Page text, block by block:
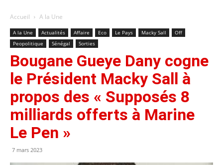
Accueil A la Une
A la Une Actualités Affaire Eco Le Pays Macky Sall
Off
Peopolitique
Sénégal Sorties
Bougane Gueye Dany cogne
le Président Macky Sall à
propos des « Supposés 8
milliards offerts à Marine
Le Pen »
7 mars 2023